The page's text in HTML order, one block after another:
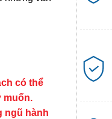
có thể
muốn.
ngũ hành